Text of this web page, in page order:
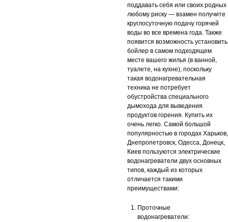
поддавать себя или своих родных
любому риску — взамен получите
круглосуточную подачу горячей
воды во все времена года. Также
появится возможность установить
бойлер в самом подходящем
месте вашего жилья (в ванной,
туалете, на кухне), поскольку
такая водонагревательная
техника не потребует
обустройства специального
дымохода для выведения
продуктов горения. Купить их
очень легко. Самой большой
популярностью в городах Харьков,
Днепропетровск, Одесса, Донецк,
Киев пользуются электрические
водонагреватели двух основных
типов, каждый из которых
отличается такими
преимуществами:
Проточные
водонагреватели: